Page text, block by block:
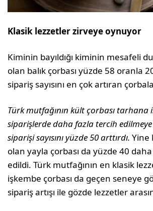
Klasik lezzetler zirveye oynuyor
Kiminin bayıldığı kiminin mesafeli
olan balık çorbası yüzde 58 oranla
sipariş sayısını en çok artıran
Türk mutfağının kült çorbası tarhana
siparişlerde daha fazla tercih edilmeye
siparişi sayısını yüzde 50 arttırdı. Yine
olan yayla çorbası da yüzde 40
edildi. Türk mutfağının en klasik
işkembe çorbası da geçen seneye
sipariş artışı ile gözde lezzetler